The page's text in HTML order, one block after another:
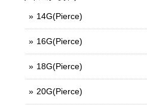
14G(Pierce)
16G(Pierce)
18G(Pierce)
20G(Pierce)